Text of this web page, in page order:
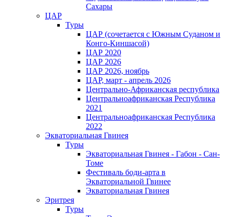
Сахары
ЦАР
Туры
ЦАР (сочетается с Южным Суданом и
Конго-Киншасой)
ЦАР 2020
ЦАР 2026
ЦАР 2026, ноябрь
ЦАР, март - апрель 2026
Центрально-Африканская республика
Центральноафриканская Республика
2021
Центральноафриканская Республика
2022
Экваториальная Гвинея
Туры
Экваториальная Гвинея - Габон - Сан-
Томе
Фестиваль боди-арта в
Экваториальной Гвинее
Экваториальная Гвинея
Эритрея
Туры